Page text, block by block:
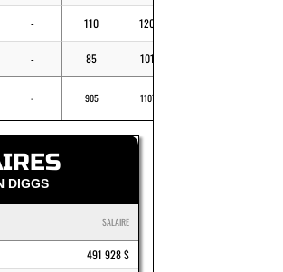
- 110 1204
- 85 1013
- 905 11070
DIGGS
SALAIRE
491 928 $